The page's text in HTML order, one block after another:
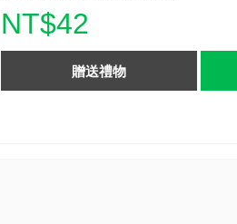
NT$42
贈送禮物